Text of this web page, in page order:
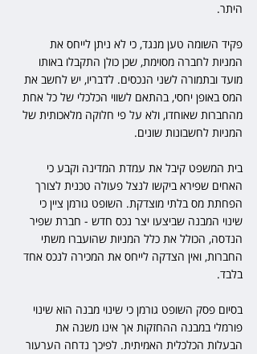
היתר.
פקיד השומה טען מנגד, כי לא ניתן לייחס את
המניות לחברה מסוימת, שכן כולן התקבלו באותו
מועד ובתמורה לשני הנכסים. לדבריו, יש לחשב את
המס באופן יחסי, בהתאם לשווי הכלכלי של כל אחת
מהחברות שאוחדו, ולא על פי חלוקה מלאכותית של
המניות לחשבונות שונים.
בית המשפט קיבל את עמדת המדינה וקבע כי
האחים שפירא ביקשו לנצל פעולה טכנית לצורך
הפחתת מס בלתי מוצדקת. השופט גורמן ציין כי
שינוי המבנה שביצעו יצר נכס חדש - חברת שפיר
הנדסה, הכולל את כלל המניות שהועברו משתי
החברות, ואין הצדקה לייחס את המכירה לנכס אחד
בלבד.
בסיום פסק השופט גורמן כי שינוי מבנה הוא שינוי
פורמלי במבנה ההחזקות אך אינו משנה את
הבעלות הכלכלית האמיתית. לפיכך נדחה הערעור